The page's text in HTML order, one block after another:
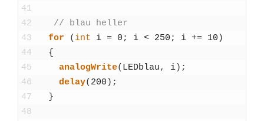
41
42
43
44
45
46
47
48
// blau hel­ler
for
( int i = 0 ; i < 250 ; i += 10 )
{
ana­log­Wri­te( LED­blau, i) ;
delay( 200 ) ;
}